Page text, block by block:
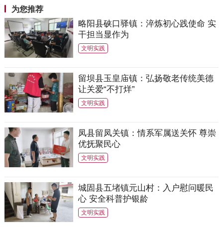
为您推荐
略阳县硖口驿镇：淬炼初心践使命 实
干担当显作为
文明实践
留坝县玉皇庙镇：弘扬敬老传统美德
让关爱“不打烊”
文明实践
凤县留凤关镇：情系军属送关怀 尊崇
优抚聚民心
文明实践
城固县五堵镇元山村：入户慰问暖民
心 安全科普护银龄
文明实践